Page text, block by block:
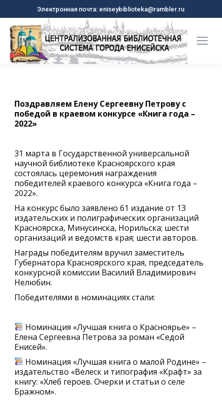
Электронная почта: eniseybiblioteka@rambler.ru
Поздравляем Елену Сергеевну Петрову с
победой в краевом конкурсе «Книга года –
2022»
31 марта в Государственной универсальной
научной библиотеке Красноярского края
состоялась церемония награждения
победителей краевого конкурса «Книга года –
2022».
На конкурс было заявлено 61 издание от 13
издательских и полиграфических организаций
Красноярска, Минусинска, Норильска; шести
организаций и ведомств края; шести авторов.
Награды победителям вручил заместитель
Губернатора Красноярского края, председатель
конкурсной комиссии Василий Владимирович
Нелюбин.
Победителями в номинациях стали:
Номинация «Лучшая книга о Красноярье» –
Елена Сергеевна Петрова за роман «Седой
Енисей».
Номинация «Лучшая книга о малой Родине» –
издательство «Велеск и типография «Крафт» за
книгу: «Хлеб героев. Очерки и статьи о селе
Бражном».